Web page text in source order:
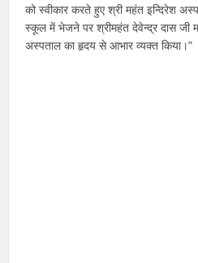
को स्वीकार करते हुए श्री महंत इन्दिरेश
स्कूल में भेजने पर श्रीमहंत देवेन्द्र दास जी
अस्पताल का हृदय से आभार व्यक्त किया।”